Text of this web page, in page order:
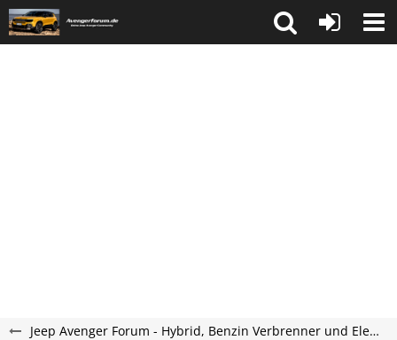
Jeep Avenger Forum - Hybrid, Benzin Verbrenner und Elektroauto Forum